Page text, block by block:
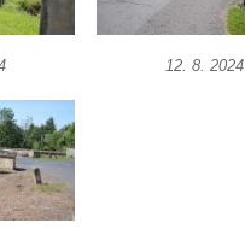
mostu jižně od Janova
mostu v Horním Jiřetíně
Postoloprty
železniční trati Počerady-
12. 8. 2024